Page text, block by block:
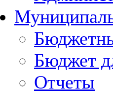
Бюджет
Отчеты